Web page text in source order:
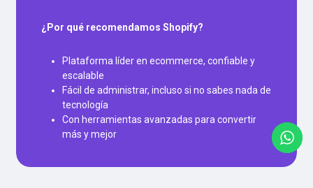
¿Por qué recomendamos Shopify?
Plataforma líder en ecommerce, confiable y
escalable
Fácil de administrar, incluso si no sabes nada de
tecnología
Con herramientas avanzadas para convertir
más y mejor